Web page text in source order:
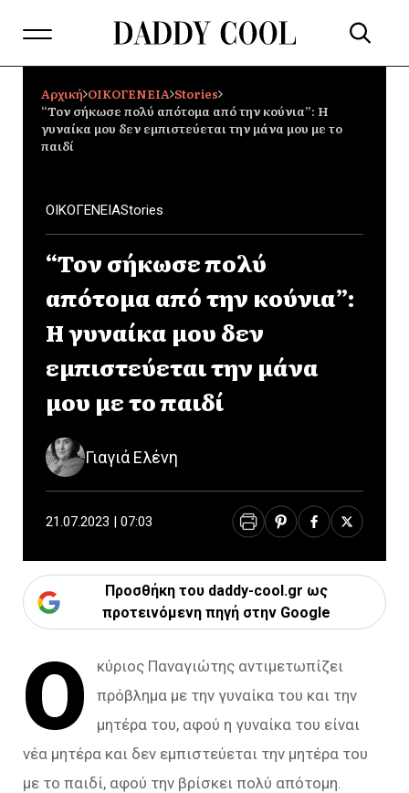
Αρχική ΟΙΚΟΓΕΝΕΙΑ Stories
“Τον σήκωσε πολύ απότομα από την κούνια”: Η
γυναίκα μου δεν εμπιστεύεται την μάνα μου με το
παιδί
ΟΙΚΟΓΕΝΕΙΑStories
“Τον σήκωσε πολύ
απότομα από την κούνια”:
Η γυναίκα μου δεν
εμπιστεύεται την μάνα
μου με το παιδί
Γιαγιά Ελένη
21.07.2023 | 07:03
Προσθήκη του daddy-cool.gr ως
προτεινόμενη πηγή στην Google
Ο
κύριος Παναγιώτης αντιμετωπίζει
πρόβλημα με την γυναίκα του και την
μητέρα του, αφού η γυναίκα του είναι
νέα μητέρα και δεν εμπιστεύεται την μητέρα του
με το παιδί, αφού την βρίσκει πολύ απότομη.